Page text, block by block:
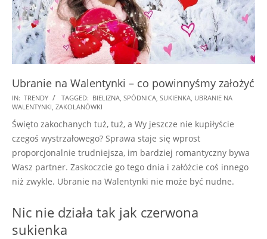
Ubranie na Walentynki – co powinnyśmy założyć
2018-
01-
04
IN: TRENDY TAGGED: BIELIZNA SPÓDNICA SUKIENKA UBRANIE NA
WALENTYNKI ZAKOLANÓWKI
Święto zakochanych tuż, tuż, a Wy jeszcze nie kupiłyście
czegoś wystrzałowego? Sprawa staje się wprost
proporcjonalnie trudniejsza, im bardziej romantyczny bywa
Wasz partner. Zaskoczcie go tego dnia i załóżcie coś innego
niż zwykle. Ubranie na Walentynki nie może być nudne.
Nic nie działa tak jak czerwona
sukienka